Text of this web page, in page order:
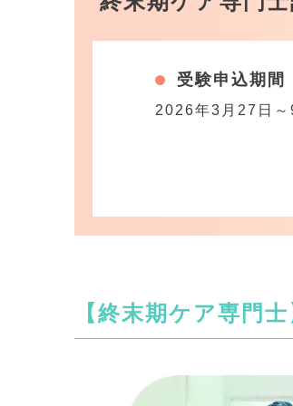
受験申込期間
2026年3月27日～
【終末期ケア専門